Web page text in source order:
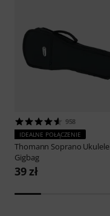
958
IDEALNE POŁĄCZENIE
Thomann Soprano Ukulele
Gigbag
39 zł